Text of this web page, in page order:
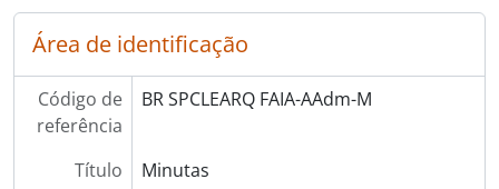
[Item] IT130 - Processo 1234/81
[Item] IT131 - Memorando de Antonio Conde
[Item] IT133 - Ofício C.V.47/00117
[Item] IT134 - Ofício C.V.47/00118
[Item] IT136 - Carta de Carlos A.R. de Moura
Área de identificação
Código de
referência
BR SPCLEARQ FAIA-AAdm-M
Título
Minutas